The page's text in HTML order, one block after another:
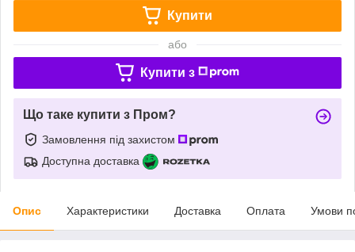
Купити
або
Купити з
Що таке купити з Пром?
Замовлення під захистом
Доступна доставка
Опис Характеристики Доставка Оплата Умови